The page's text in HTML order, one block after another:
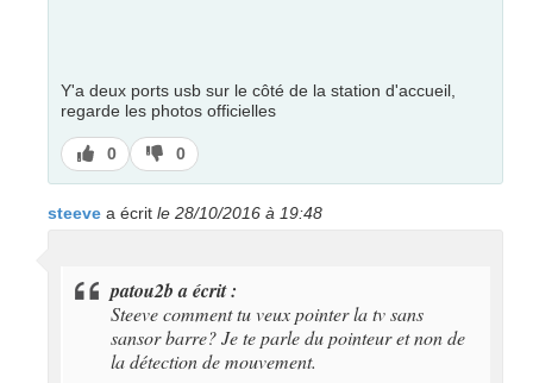
Y'a deux ports usb sur le côté de la station d'accueil,
regarde les photos officielles
J’aime
0
J’aime
pas
0
steeve a écrit le 28/10/2016 à 19:48
patou2b a écrit :
Steeve comment tu veux pointer la tv sans
sansor barre? Je te parle du pointeur et non de
la détection de mouvement.